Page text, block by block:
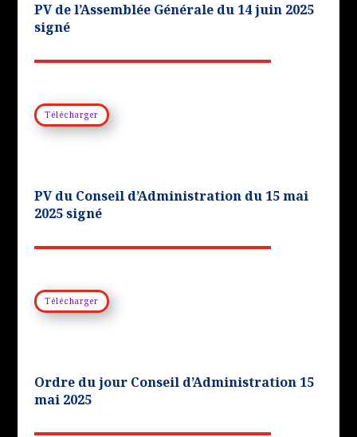
PV de l’Assemblée Générale du 14 juin 2025
signé
Télécharger
PV du Conseil d’Administration du 15 mai
2025 signé
Télécharger
Ordre du jour Conseil d’Administration 15
mai 2025